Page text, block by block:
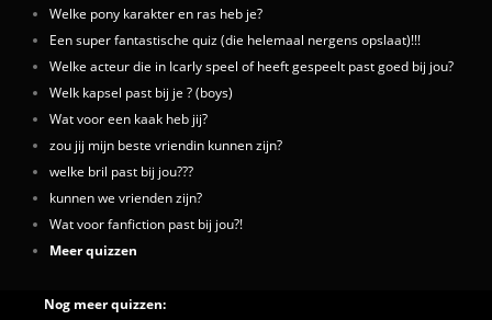
Welke pony karakter en ras heb je?
Een super fantastische quiz (die helemaal nergens opslaat)!!!
Welke acteur die in Icarly speel of heeft gespeelt past goed bij jou?
Welk kapsel past bij je ? (boys)
Wat voor een kaak heb jij?
zou jij mijn beste vriendin kunnen zijn?
welke bril past bij jou???
kunnen we vrienden zijn?
Wat voor fanfiction past bij jou?!
Meer quizzen
Nog meer quizzen: